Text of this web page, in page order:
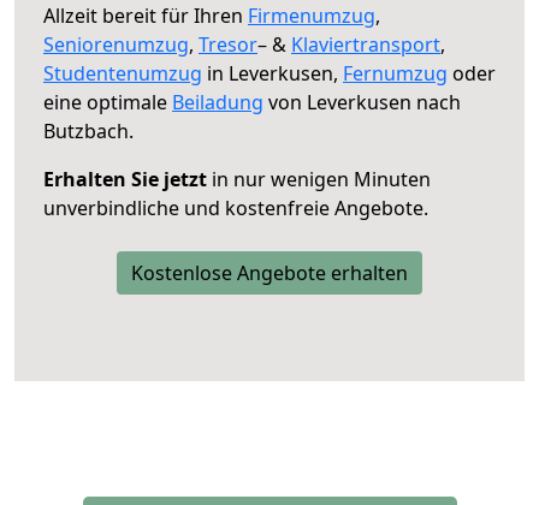
Allzeit bereit für Ihren Firmenumzug,
Seniorenumzug, Tresor– & Klaviertransport,
Studentenumzug in Leverkusen, Fernumzug oder
eine optimale Beiladung von Leverkusen nach
Butzbach.
Erhalten Sie jetzt in nur wenigen Minuten
unverbindliche und kostenfreie Angebote.
Kostenlose Angebote erhalten